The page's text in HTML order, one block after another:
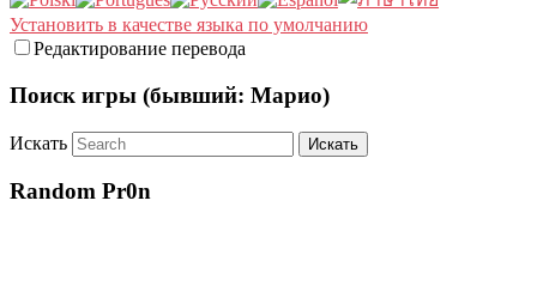
Установить в качестве языка по умолчанию
Редактирование перевода
Поиск игры (бывший: Марио)
Искать
Random Pr0n